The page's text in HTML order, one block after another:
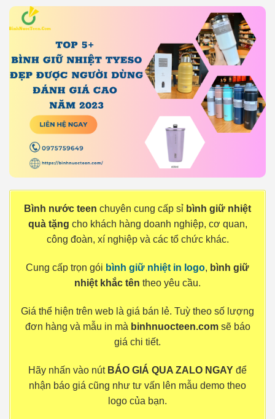
Bình nước teen chuyên cung cấp sỉ bình giữ nhiệt
quà tặng cho khách hàng doanh nghiệp, cơ quan,
công đoàn, xí nghiệp và các tổ chức khác.
Cung cấp trọn gói bình giữ nhiệt in logo, bình giữ
nhiệt khắc tên theo yêu cầu.
Giá thể hiện trên web là giá bán lẻ. Tuỳ theo số lượng
đơn hàng và mẫu in mà binhnuocteen.comsẽ báo
giá chi tiết.
Hãy nhấn vào nút BÁO GIÁ QUA ZALO NGAY để
nhận báo giá cũng như tư vấn lên mẫu demo theo
logo của bạn.